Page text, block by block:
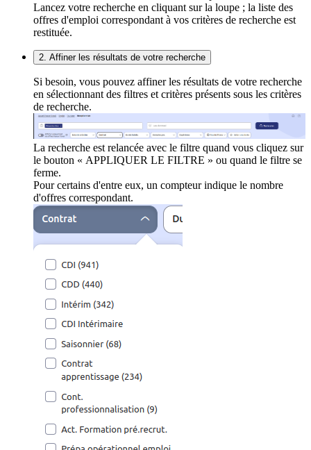
Lancez votre recherche en cliquant sur la loupe ; la liste des
offres d'emploi correspondant à vos critères de recherche est
restituée.
2. Affiner les résultats de votre recherche
Si besoin, vous pouvez affiner les résultats de votre recherche
en sélectionnant des filtres et critères présents sous les critères
de recherche.
La recherche est relancée avec le filtre quand vous cliquez sur
le bouton « APPLIQUER LE FILTRE » ou quand le filtre se
ferme.
Pour certains d'entre eux, un compteur indique le nombre
d'offres correspondant.